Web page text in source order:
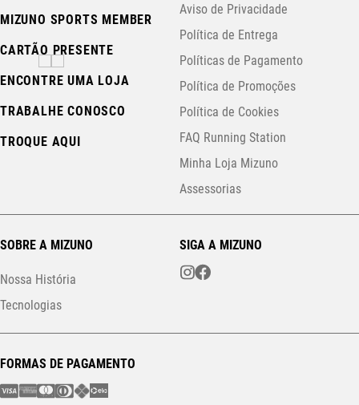
MIZUNO SPORTS MEMBER
CARTÃO PRESENTE
ENCONTRE UMA LOJA
TRABALHE CONOSCO
TROQUE AQUI
Aviso de Privacidade
Política de Entrega
Políticas de Pagamento
Política de Promoções
Política de Cookies
FAQ Running Station
Minha Loja Mizuno
Assessorias
SOBRE A MIZUNO
Nossa História
Tecnologias
SIGA A MIZUNO
FORMAS DE PAGAMENTO